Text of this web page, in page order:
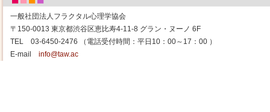
一般社団法人フラクタル心理学協会
〒150-0013 東京都渋谷区恵比寿4-11-8 グラン・ヌーノ 6F
TEL 03-6450-2476 （電話受付時間：平日10：00～17：00 ）
E-mail info@taw.ac